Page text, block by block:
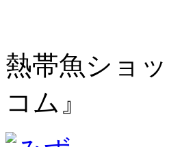
熱帯魚ショ
コム』